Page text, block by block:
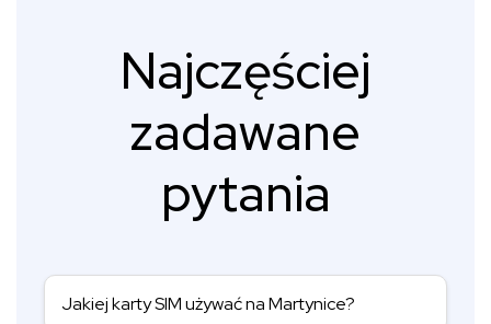
Najczęściej
zadawane
pytania
Jakiej karty SIM używać na Martynice?